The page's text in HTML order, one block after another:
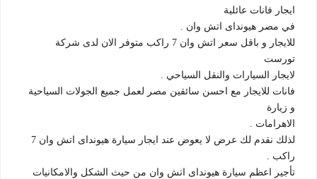
ايجار فانات عائلية
في مصر هيونداى اتش وان .
للايجار و باقل سعر اتش وان 7 راكب متوفر الان لدى شركة
تورست
لايجار السيارات والنقل السياحي .
فانات للايجار مع احسن سائقين مصر لعمل جميع الجولات السياحية
و زيارة
الاهرامات .
لذلك نقدم لك عرض لا يعوض عند ايجار سيارة هيونداى اتش وان 7
راكب .
تأجير اعظم سيارة هيونداى اتش وان من حيث الشكل والامكانيات